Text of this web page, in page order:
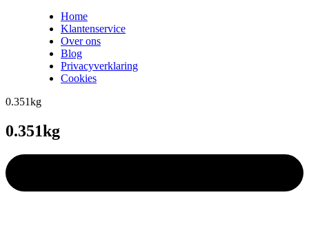
Home
Klantenservice
Over ons
Blog
Privacyverklaring
Cookies
0.351kg
0.351kg